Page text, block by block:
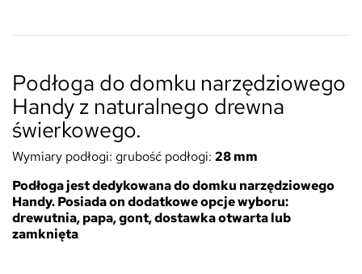
Podłoga do domku narzędziowego
Handy z naturalnego drewna
świerkowego.
Wymiary podłogi: grubość podłogi: 28 mm
Podłoga jest dedykowana do domku narzędziowego
Handy. Posiada on dodatkowe opcje wyboru:
drewutnia, papa, gont, dostawka otwarta lub
zamknięta